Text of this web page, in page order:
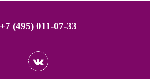
+7 (495) 011-07-33